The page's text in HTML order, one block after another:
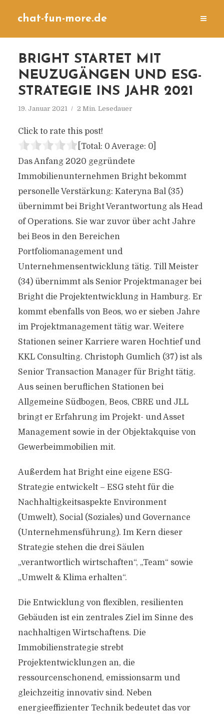
chat-fun-more.de
BRIGHT STARTET MIT
NEUZUGÄNGEN UND ESG-
STRATEGIE INS JAHR 2021
19. Januar 2021 2 Min. Lesedauer
Click to rate this post!
[Total: 0 Average: 0]
Das Anfang 2020 gegründete
Immobilienunternehmen Bright bekommt
personelle Verstärkung: Kateryna Bal (35)
übernimmt bei Bright Verantwortung als Head
of Operations. Sie war zuvor über acht Jahre
bei Beos in den Bereichen
Portfoliomanagement und
Unternehmensentwicklung tätig. Till Meister
(34) übernimmt als Senior Projektmanager bei
Bright die Projektentwicklung in Hamburg. Er
kommt ebenfalls von Beos, wo er sieben Jahre
im Projektmanagement tätig war. Weitere
Stationen seiner Karriere waren Hochtief und
KKL Consulting. Christoph Gumlich (37) ist als
Senior Transaction Manager für Bright tätig.
Aus seinen beruflichen Stationen bei
Allgemeine Südbogen, Beos, CBRE und JLL
bringt er Erfahrung im Projekt- und Asset
Management sowie in der Objektakquise von
Gewerbeimmobilien mit.
Außerdem hat Bright eine eigene ESG-
Strategie entwickelt – ESG steht für die
Nachhaltigkeitsaspekte Environment
(Umwelt), Social (Soziales) und Governance
(Unternehmensführung). Im Kern dieser
Strategie stehen die drei Säulen
„verantwortlich wirtschaften“, „Team“ sowie
„Umwelt & Klima erhalten“.
Die Entwicklung von flexiblen, resilienten
Gebäuden ist ein zentrales Ziel im Sinne des
nachhaltigen Wirtschaftens. Die
Immobilienstrategie strebt
Projektentwicklungen an, die
ressourcenschonend, emissionsarm und
gleichzeitig innovativ sind. Neben
energieeffizienter Technik bedeutet das vor